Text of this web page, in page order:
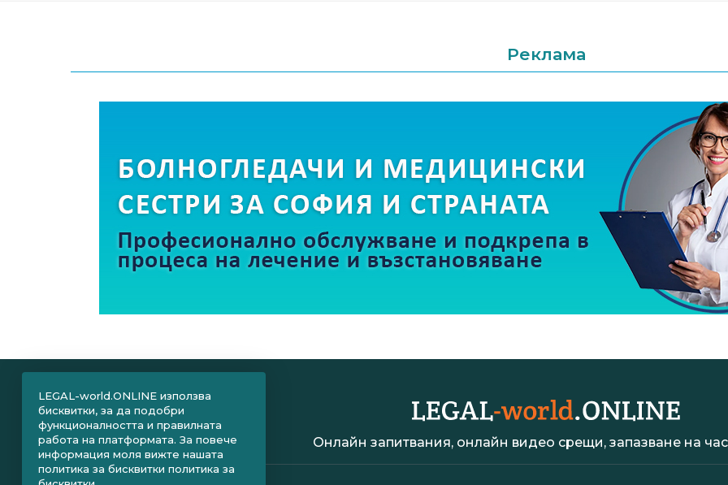
Реклама
Онлайн запитвания, онлайн видео срещи, запазване на
LEGAL-world.ONLINE използва
бисквитки, за да подобри
функционалността и правилната
работа на платформата. За повече
информация моля вижте нашата
политика за бисквитки политика за